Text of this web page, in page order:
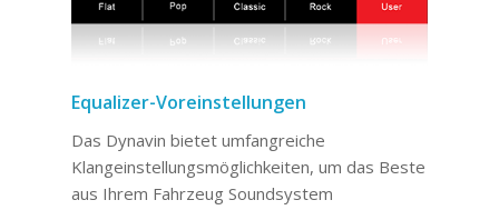
Equalizer-Voreinstellungen
Das Dynavin bietet umfangreiche
Klangeinstellungsmöglichkeiten, um das Beste
aus Ihrem Fahrzeug Soundsystem